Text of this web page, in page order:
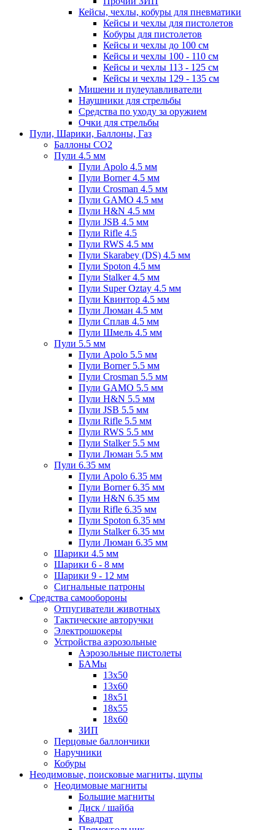
Кейсы, чехлы, кобуры для пневматики
Кейсы и чехлы для пистолетов
Кобуры для пистолетов
Кейсы и чехлы до 100 см
Кейсы и чехлы 100 - 110 см
Кейсы и чехлы 113 - 125 см
Кейсы и чехлы 129 - 135 см
Мишени и пулеулавливатели
Наушники для стрельбы
Средства по уходу за оружием
Очки для стрельбы
Пули, Шарики, Баллоны, Газ
Баллоны CO2
Пули 4.5 мм
Пули Apolo 4.5 мм
Пули Borner 4.5 мм
Пули Crosman 4.5 мм
Пули GAMO 4.5 мм
Пули H&N 4.5 мм
Пули JSB 4.5 мм
Пули Rifle 4.5
Пули RWS 4.5 мм
Пули Skarabey (DS) 4.5 мм
Пули Spoton 4.5 мм
Пули Stalker 4.5 мм
Пули Super Oztay 4.5 мм
Пули Квинтор 4.5 мм
Пули Люман 4.5 мм
Пули Сплав 4.5 мм
Пули Шмель 4.5 мм
Пули 5.5 мм
Пули Apolo 5.5 мм
Пули Borner 5.5 мм
Пули Crosman 5.5 мм
Пули GAMO 5.5 мм
Пули H&N 5.5 мм
Пули JSB 5.5 мм
Пули Rifle 5.5 мм
Пули RWS 5.5 мм
Пули Stalker 5.5 мм
Пули Люман 5.5 мм
Пули 6.35 мм
Пули Apolo 6.35 мм
Пули Borner 6.35 мм
Пули H&N 6.35 мм
Пули Rifle 6.35 мм
Пули Spoton 6.35 мм
Пули Stalker 6.35 мм
Пули Люман 6.35 мм
Шарики 4.5 мм
Шарики 6 - 8 мм
Шарики 9 - 12 мм
Сигнальные патроны
Средства самообороны
Отпугиватели животных
Тактические авторучки
Электрошокеры
Устройства аэрозольные
Аэрозольные пистолеты
БАМы
13х50
13х60
18х51
18х55
18х60
ЗИП
Перцовые баллончики
Наручники
Кобуры
Неодимовые, поисковые магниты, щупы
Неодимовые магниты
Большие магниты
Диск / шайба
Квадрат